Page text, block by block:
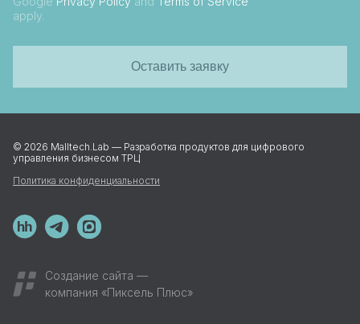
apply.
Оставить заявку
© 2026 Malltech.Lab — Разработка продуктов для цифрового
управления бизнесом ТРЦ
Политика конфиденциальности
Создание сайта —
компания «Пиксель Плюс»